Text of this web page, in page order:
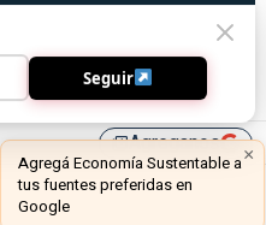
library_addAgreganos
Seguir